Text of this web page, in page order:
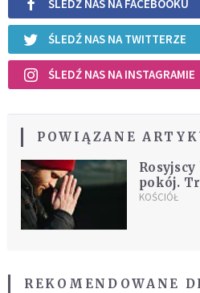
ŚLEDŹ NAS NA FACEBOOKU
ŚLEDŹ NAS NA TWITTERZE
ŚLEDŹ NAS NA INSTAGRAMIE
POWIĄZANE
pokój.
adoracja
KOŚCIÓŁ
REKOMENDOWANE